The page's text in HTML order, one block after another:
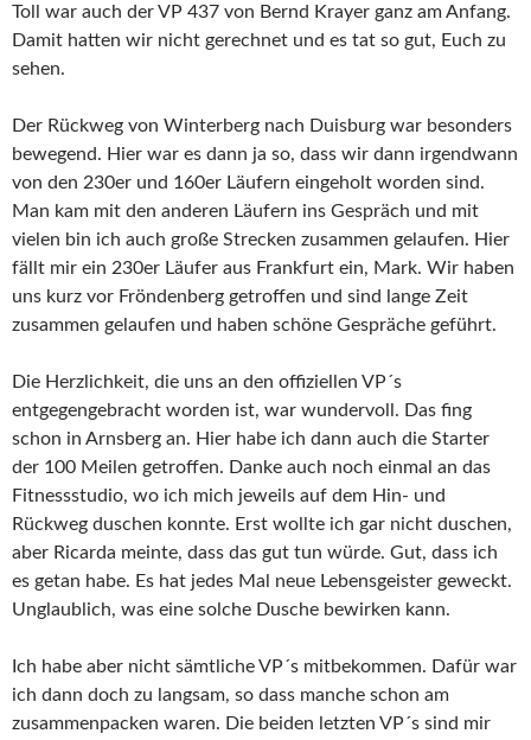
Toll war auch der VP 437 von Bernd Krayer ganz am Anfang.
Damit hatten wir nicht gerechnet und es tat so gut, Euch zu
sehen.
Der Rückweg von Winterberg nach Duisburg war besonders
bewegend. Hier war es dann ja so, dass wir dann irgendwann
von den 230er und 160er Läufern eingeholt worden sind.
Man kam mit den anderen Läufern ins Gespräch und mit
vielen bin ich auch große Strecken zusammen gelaufen. Hier
fällt mir ein 230er Läufer aus Frankfurt ein, Mark. Wir haben
uns kurz vor Fröndenberg getroffen und sind lange Zeit
zusammen gelaufen und haben schöne Gespräche geführt.
Die Herzlichkeit, die uns an den offiziellen VP´s
entgegengebracht worden ist, war wundervoll. Das fing
schon in Arnsberg an. Hier habe ich dann auch die Starter
der 100 Meilen getroffen. Danke auch noch einmal an das
Fitnessstudio, wo ich mich jeweils auf dem Hin- und
Rückweg duschen konnte. Erst wollte ich gar nicht duschen,
aber Ricarda meinte, dass das gut tun würde. Gut, dass ich
es getan habe. Es hat jedes Mal neue Lebensgeister geweckt.
Unglaublich, was eine solche Dusche bewirken kann.
Ich habe aber nicht sämtliche VP´s mitbekommen. Dafür war
ich dann doch zu langsam, so dass manche schon am
zusammenpacken waren. Die beiden letzten VP´s sind mir